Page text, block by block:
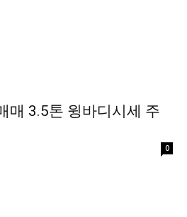
매 3.5톤 윙바디시세 주
0